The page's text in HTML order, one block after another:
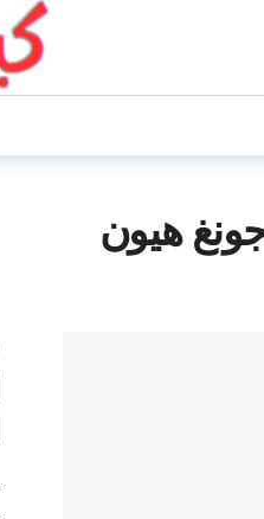
هيون